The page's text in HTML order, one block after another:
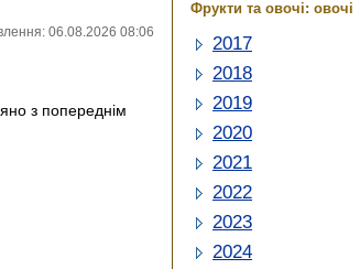
06.08.2026 08:06
з попереднім
Фрукти та овочі: овочі
2017
2018
2019
2020
2021
2022
2023
2024